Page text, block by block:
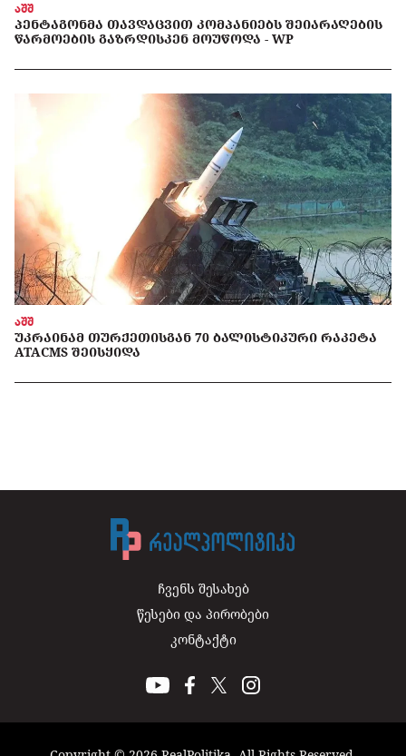
აშშ
ᲞᲔᲜᲢᲐᲒᲝᲜᲛᲐ ᲗᲐᲕᲓᲐᲪᲕᲘᲗ ᲙᲝᲛᲞᲐᲜᲘᲔᲑᲡ ᲨᲔᲘᲐᲠᲐᲦᲔᲑᲘᲡ
ᲬᲐᲠᲛᲝᲔᲑᲘᲡ ᲒᲐᲖᲠᲓᲘᲡᲙᲔᲜ ᲛᲝᲣᲬᲝᲓᲐ - WP
აშშ
ᲣᲙᲠᲐᲘᲜᲐᲛ ᲗᲣᲠᲥᲔᲗᲘᲡᲒᲐᲜ 70 ᲑᲐᲚᲘᲡᲢᲘᲙᲣᲠᲘ ᲠᲐᲙᲔᲢᲐ
ATACMS ᲨᲔᲘᲡᲧᲘᲓᲐ
ჩვენს შესახებ
წესები და პირობები
კონტაქტი